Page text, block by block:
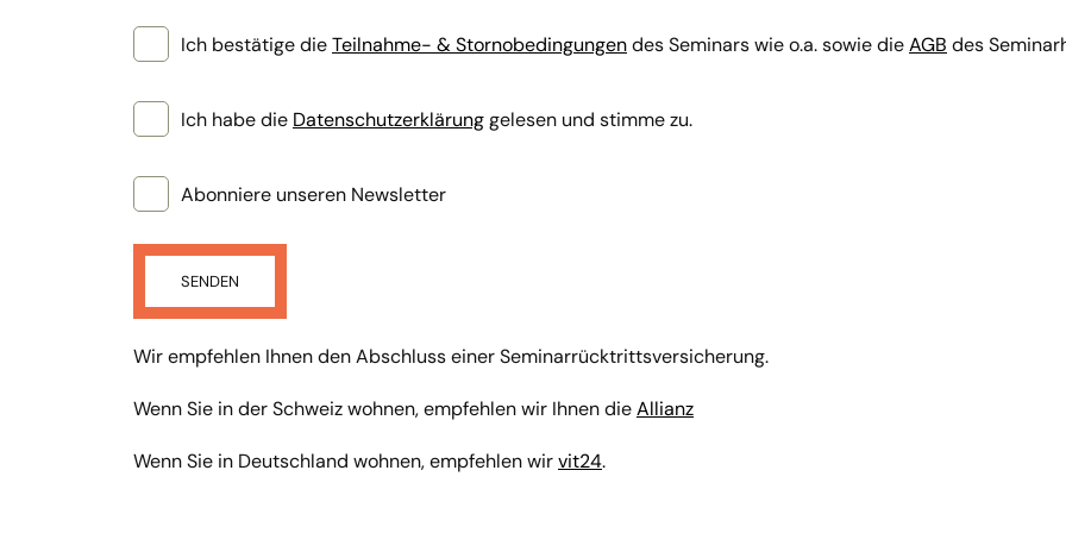
Ich bestätige dieTeilnahme- & Stornobedingungendes Seminars wie o.a. sowie dieAGB des
Ich habe die Datenschutzerklärunggelesen und stimme zu.
Abonniere unseren Newsletter
SENDEN
Wir empfehlen Ihnen den Abschluss einer Seminarrücktrittsversicherung.
Wenn Sie in der Schweiz wohnen, empfehlen wir Ihnen dieAllianz
Wenn Sie in Deutschland wohnen, empfehlen wirvit24.